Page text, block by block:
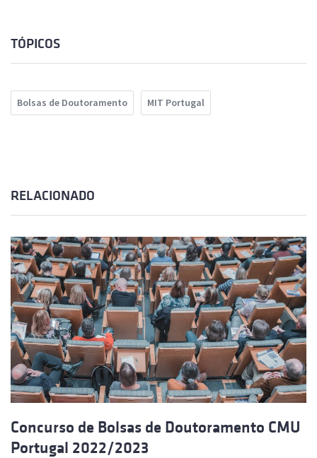
TÓPICOS
Bolsas de Doutoramento MIT Portugal
RELACIONADO
Concurso de Bolsas de Doutoramento CMU
Portugal 2022/2023